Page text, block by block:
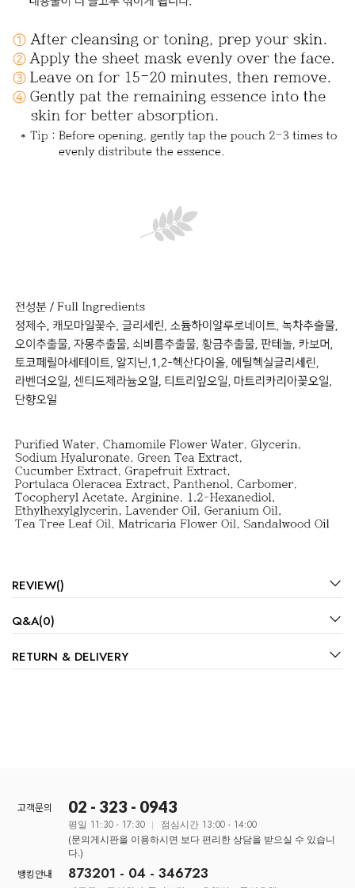
REVIEW()
Q&A(0)
RETURN & DELIVERY
고객문의 02 - 323 - 0943
평일 11:30 - 17:30 점심시간 13:00 - 14:00
(문의게시판을 이용하시면 보다 편리한 상담을 받으실 수 있습니
다.)
뱅킹안내
873201 - 04 - 346723